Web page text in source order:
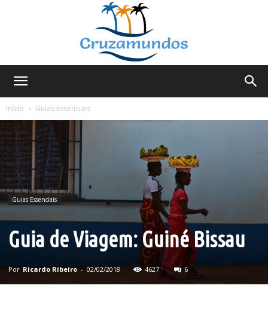
Início
Guias Essenciais
Guias Essenciais
Guia de Viagem: Guiné Bissau
Por Ricardo Ribeiro - 02/02/2018 4627 6